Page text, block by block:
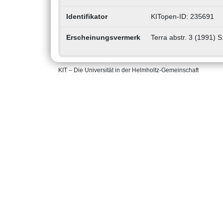
Identifikator KITopen-ID: 235691
Erscheinungsvermerk Terra abstr. 3 (1991)
KIT – Die Universität in der Helmholtz-Gemeinschaft